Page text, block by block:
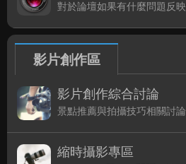
影片創作區
影片創作綜合討論
景點推薦與拍攝技巧相關討論
縮時攝影專區